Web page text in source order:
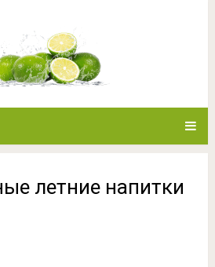
летние напитки